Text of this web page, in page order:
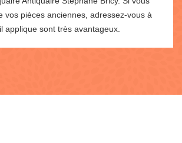
vos pièces anciennes, adressez-vous à
applique sont très avantageux.